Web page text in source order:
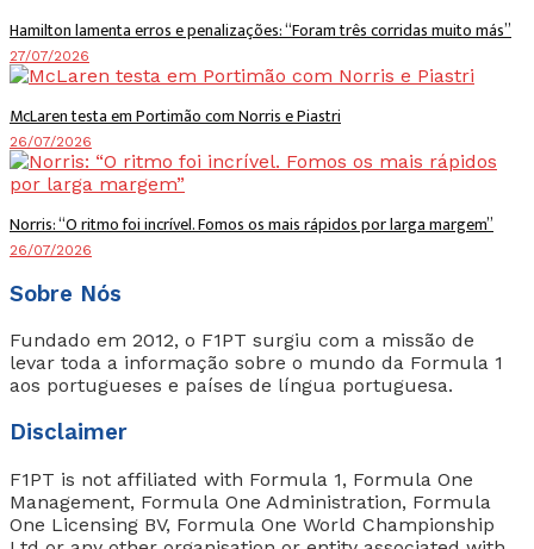
Hamilton lamenta erros e penalizações: “Foram três corridas muito más”
27/07/2026
McLaren testa em Portimão com Norris e Piastri
26/07/2026
Norris: “O ritmo foi incrível. Fomos os mais rápidos por larga margem”
26/07/2026
Sobre Nós
Fundado em 2012, o F1PT surgiu com a missão de
levar toda a informação sobre o mundo da Formula 1
aos portugueses e países de língua portuguesa.
Disclaimer
F1PT is not affiliated with Formula 1, Formula One
Management, Formula One Administration, Formula
One Licensing BV, Formula One World Championship